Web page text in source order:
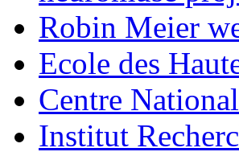
Robin Meier
Ecole des
Centre
Institut